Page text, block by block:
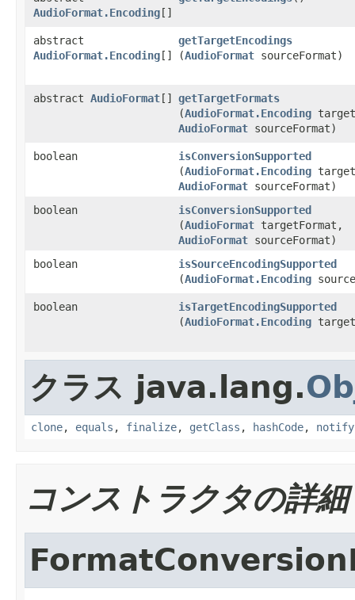
AudioFormat.Encoding[]
abstract
AudioFormat.Encoding[]
getTargetEncodings
(AudioFormat sourceFormat)
abstract AudioFormat[] getTargetFormats
(AudioFormat.Encoding
AudioFormat sourceFormat)
boolean isConversionSupported
(AudioFormat.Encoding
AudioFormat sourceFormat)
boolean
isConversionSupported
(AudioFormat targetFormat,
AudioFormat sourceFormat)
boolean
isSourceEncodingSupported
(AudioFormat.Encoding
boolean isTargetEncodingSupported
(AudioFormat.Encoding
クラス java.lang.
clone, equals , finalize, getClass , hashCode, notify
コンストラクタの詳細